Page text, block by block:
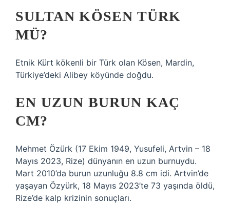
SULTAN KÖSEN TÜRK
MÜ?
Etnik Kürt kökenli bir Türk olan Kösen, Mardin,
Türkiye’deki Alibey köyünde doğdu.
EN UZUN BURUN KAÇ
CM?
Mehmet Özürk (17 Ekim 1949, Yusufeli, Artvin – 18
Mayıs 2023, Rize) dünyanın en uzun burnuydu.
Mart 2010’da burun uzunluğu 8.8 cm idi. Artvin’de
yaşayan Özyürk, 18 Mayıs 2023’te 73 yaşında öldü,
Rize’de kalp krizinin sonuçları.